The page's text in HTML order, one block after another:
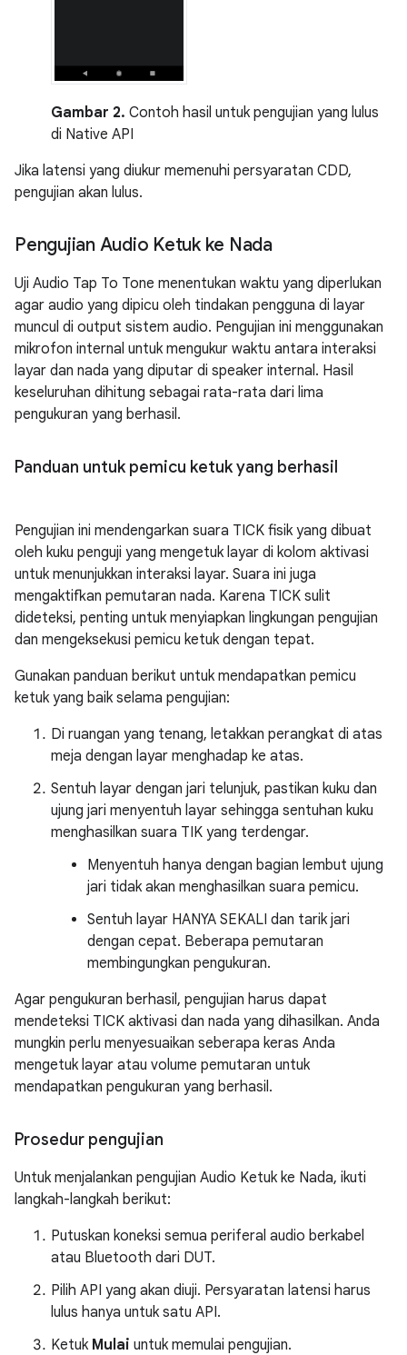
Gambar 2. Contoh hasil untuk pengujian yang lulus
di Native API
Jika latensi yang diukur memenuhi persyaratan CDD,
pengujian akan lulus.
Pengujian Audio Ketuk ke Nada
Uji Audio Tap To Tone menentukan waktu yang diperlukan
agar audio yang dipicu oleh tindakan pengguna di layar
muncul di output sistem audio. Pengujian ini menggunakan
mikrofon internal untuk mengukur waktu antara interaksi
layar dan nada yang diputar di speaker internal. Hasil
keseluruhan dihitung sebagai rata-rata dari lima
pengukuran yang berhasil.
Panduan untuk pemicu ketuk yang berhasil
Pengujian ini mendengarkan suara TICK fisik yang dibuat
oleh kuku penguji yang mengetuk layar di kolom aktivasi
untuk menunjukkan interaksi layar. Suara ini juga
mengaktifkan pemutaran nada. Karena TICK sulit
dideteksi, penting untuk menyiapkan lingkungan pengujian
dan mengeksekusi pemicu ketuk dengan tepat.
Gunakan panduan berikut untuk mendapatkan pemicu
ketuk yang baik selama pengujian:
Di ruangan yang tenang, letakkan perangkat di atas
meja dengan layar menghadap ke atas.
Sentuh layar dengan jari telunjuk, pastikan kuku dan
ujung jari menyentuh layar sehingga sentuhan kuku
menghasilkan suara TIK yang terdengar.
Menyentuh hanya dengan bagian lembut ujung
jari tidak akan menghasilkan suara pemicu.
Sentuh layar HANYA SEKALI dan tarik jari
dengan cepat. Beberapa pemutaran
membingungkan pengukuran.
Agar pengukuran berhasil, pengujian harus dapat
mendeteksi TICK aktivasi dan nada yang dihasilkan. Anda
mungkin perlu menyesuaikan seberapa keras Anda
mengetuk layar atau volume pemutaran untuk
mendapatkan pengukuran yang berhasil.
Prosedur pengujian
Untuk menjalankan pengujian Audio Ketuk ke Nada, ikuti
langkah-langkah berikut:
Putuskan koneksi semua periferal audio berkabel
atau Bluetooth dari DUT.
Pilih API yang akan diuji. Persyaratan latensi harus
lulus hanya untuk satu API.
Ketuk Mulai untuk memulai pengujian.